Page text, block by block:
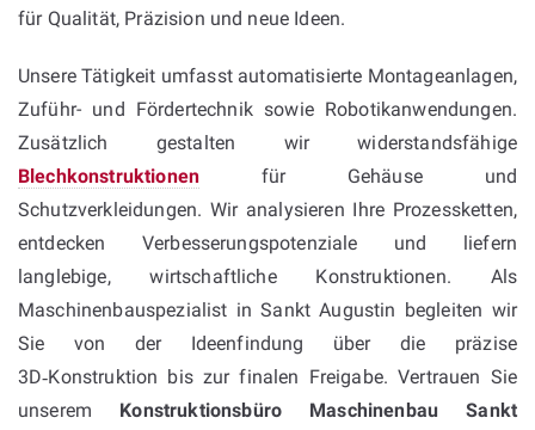
für Qualität, Präzision und neue Ideen.
Unsere Tätigkeit umfasst automatisierte Montageanlagen,
Zuführ- und Fördertechnik sowie Robotikanwendungen.
Zusätzlich gestalten wir widerstandsfähige
Blechkonstruktionen für Gehäuse und
Schutzverkleidungen. Wir analysieren Ihre Prozessketten,
entdecken Verbesserungspotenziale und liefern
langlebige, wirtschaftliche Konstruktionen. Als
Maschinenbauspezialist in Sankt Augustin begleiten wir
Sie von der Ideenfindung über die präzise
3D‑Konstruktion bis zur finalen Freigabe. Vertrauen Sie
unserem Konstruktionsbüro Maschinenbau Sankt